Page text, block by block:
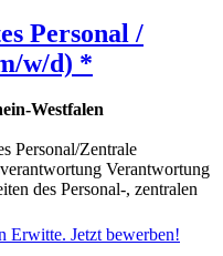
Personal /
w/d) *
Westfalen
Personal/Zentrale
Verantwortung
des Personal-, zentralen